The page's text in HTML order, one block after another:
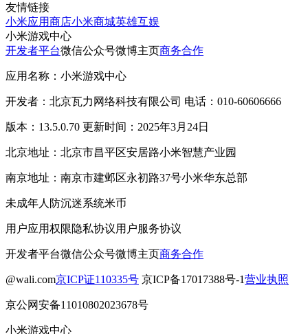
友情链接
小米应用商店小米商城英雄互娱
小米游戏中心
开发者平台微信公众号微博主页商务合作
应用名称：小米游戏中心
开发者：北京瓦力网络科技有限公司 电话：010-60606666
版本：13.5.0.70 更新时间：2025年3月24日
北京地址：北京市昌平区安居路小米智慧产业园
南京地址：南京市建邺区永初路37号小米华东总部
未成年人防沉迷系统米币
用户应用权限隐私协议用户服务协议
开发者平台微信公众号微博主页商务合作
@wali.com京ICP证110335号 京ICP备17017388号-1营业执照
京公网安备11010802023678号
小米游戏中心